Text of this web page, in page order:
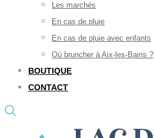
Les marchés
En cas de pluie
En cas de pluie avec enfants
Où bruncher à Aix-les-Bains ?
BOUTIQUE
CONTACT